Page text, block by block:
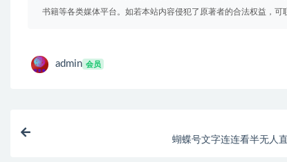
书籍等各类媒体平台。如若本站内容侵犯了原著者的合法权益，可
admin 会员
蝴蝶号文字连连看半无人